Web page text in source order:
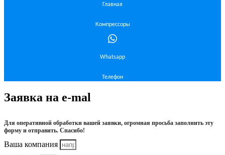
Главная
Компрессоры
Whatsapp
Телефон
Заявка на e-mal
Для оперативной обработки вашей заявки, огромная просьба заполнить эту
форму и отправить. Спасибо!
Ваша компания